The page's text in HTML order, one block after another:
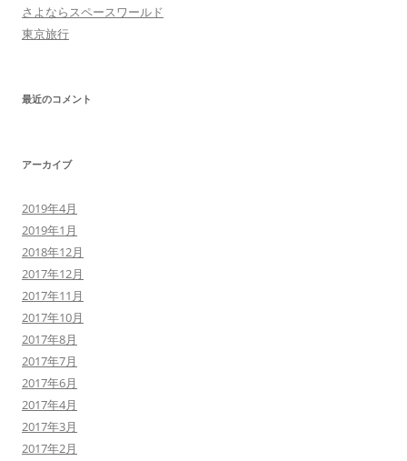
さよならスペースワールド
東京旅行
最近のコメント
アーカイブ
2019年4月
2019年1月
2018年12月
2017年12月
2017年11月
2017年10月
2017年8月
2017年7月
2017年6月
2017年4月
2017年3月
2017年2月